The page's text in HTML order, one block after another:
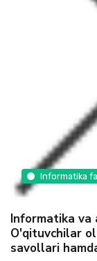
Informatika
Informatika
O'qituvchilar
savollari